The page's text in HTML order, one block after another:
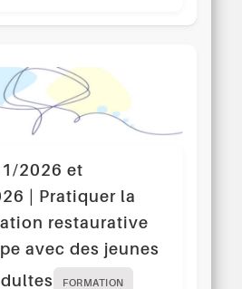
2026 et
| Pratiquer la
restaurative
avec des jeunes
FORMATION